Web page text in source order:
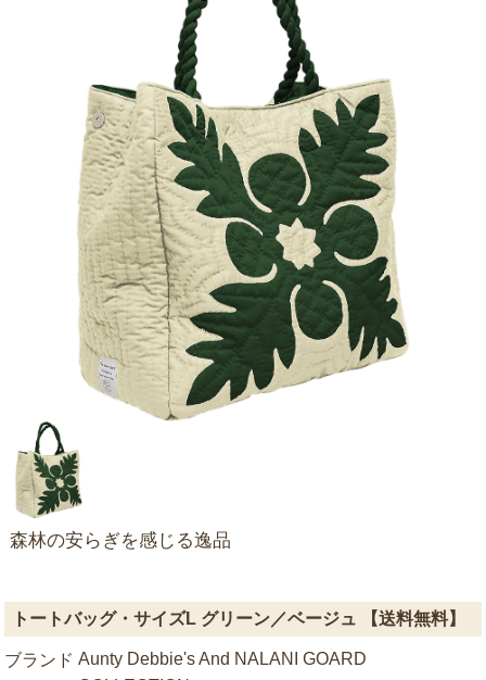
森林の安らぎを感じる逸品
トートバッグ・サイズL グリーン／ベージュ 【送料無料】
ブランドAunty Debbie's And NALANI GOARD